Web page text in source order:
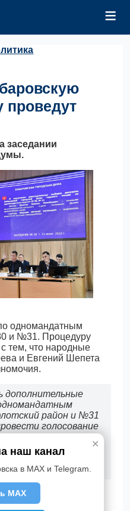
≡
проведут
заседании
одномандатным
и №31. Процедуру
тем, что народные
и Евгений Шепета
дополнительные
район и №31
голосование
- сказал в своем
начальник
администрации
поддержали.
✕
наш канал
в MAX и Telegram.
MAX